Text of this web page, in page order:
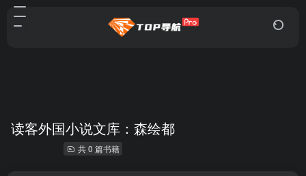
读客外国小说文库：森绘都
共 0 篇书籍